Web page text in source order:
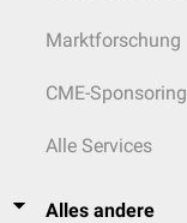
Marktforschung
CME-Sponsoring
Alle Services
Alles andere